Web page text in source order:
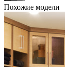
Похожие модели